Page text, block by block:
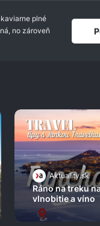
plné
no zároveň
Aktuality.sk
Ráno na treku
vlnobitie a víno